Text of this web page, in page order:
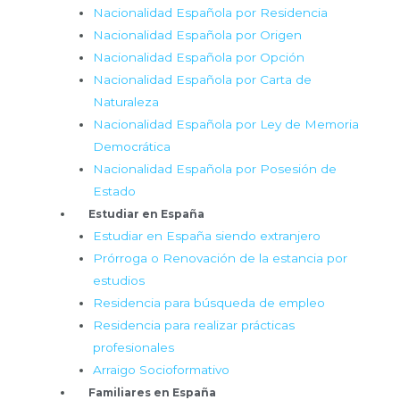
Nacionalidad Española por Residencia
Nacionalidad Española por Origen
Nacionalidad Española por Opción
Nacionalidad Española por Carta de
Naturaleza
Nacionalidad Española por Ley de Memoria
Democrática
Nacionalidad Española por Posesión de
Estado
Estudiar en España
Estudiar en España siendo extranjero
Prórroga o Renovación de la estancia por
estudios
Residencia para búsqueda de empleo
Residencia para realizar prácticas
profesionales
Arraigo Socioformativo
Familiares en España